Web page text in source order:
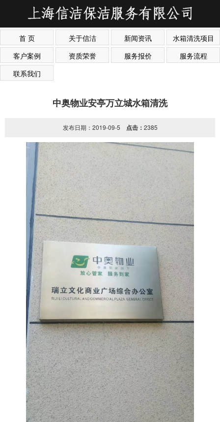
首 页 关于信洁 新闻资讯
水箱清洗项目
客户案例
资质荣誉 服务报价
服务流程
联系我们
中奥物业安亭万立城水箱清洗
发布日期：2019-09-5 点击： 2385